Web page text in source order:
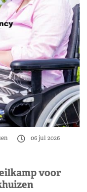
06 jul 2026
voor